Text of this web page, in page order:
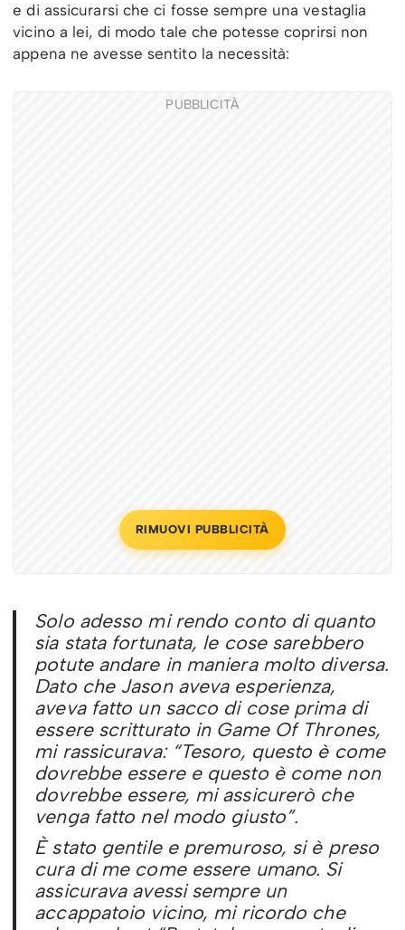
e di assicurarsi che ci fosse sempre una vestaglia
vicino a lei, di modo tale che potesse coprirsi non
appena ne avesse sentito la necessità:
PUBBLICITÀ
RIMUOVI PUBBLICITÀ
Solo adesso mi rendo conto di quanto
sia stata fortunata, le cose sarebbero
potute andare in maniera molto diversa.
Dato che Jason aveva esperienza,
aveva fatto un sacco di cose prima di
essere scritturato in Game Of Thrones,
mi rassicurava: “Tesoro, questo è come
dovrebbe essere e questo è come non
dovrebbe essere, mi assicurerò che
venga fatto nel modo giusto”.
È stato gentile e premuroso, si è preso
cura di me come essere umano. Si
assicurava avessi sempre un
accappatoio vicino, mi ricordo che